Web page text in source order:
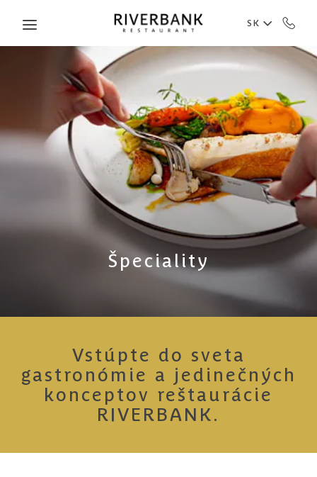
SK
Špeciality
Vstúpte do sveta
gastronómie a jedinečných
konceptov reštaurácie
RIVERBANK.